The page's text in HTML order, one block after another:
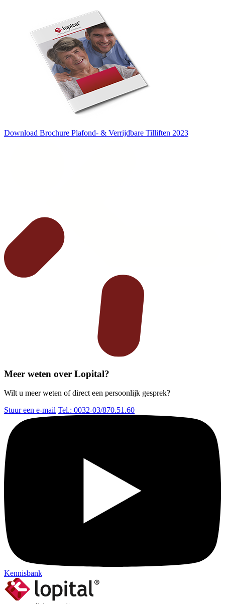
Download Brochure Plafond- & Verrijdbare Tilliften 2023
Meer weten over Lopital?
Wilt u meer weten of direct een persoonlijk gesprek?
Stuur een e-mail Tel.: 0032-03/870.51.60
Kennisbank